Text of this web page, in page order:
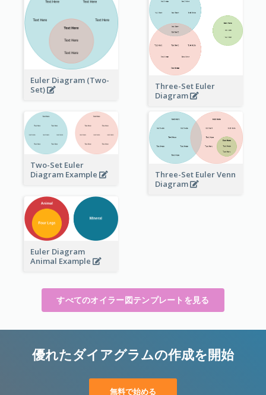
Euler Diagram (Two-
Set)
Three-Set Euler
Diagram
Two-Set Euler
Diagram Example
Three-Set Euler Venn
Diagram
Euler Diagram
Animal Example
すべてのオイラー図テンプレートを見る
優れたダイアグラムの作成を開始
無料で始める